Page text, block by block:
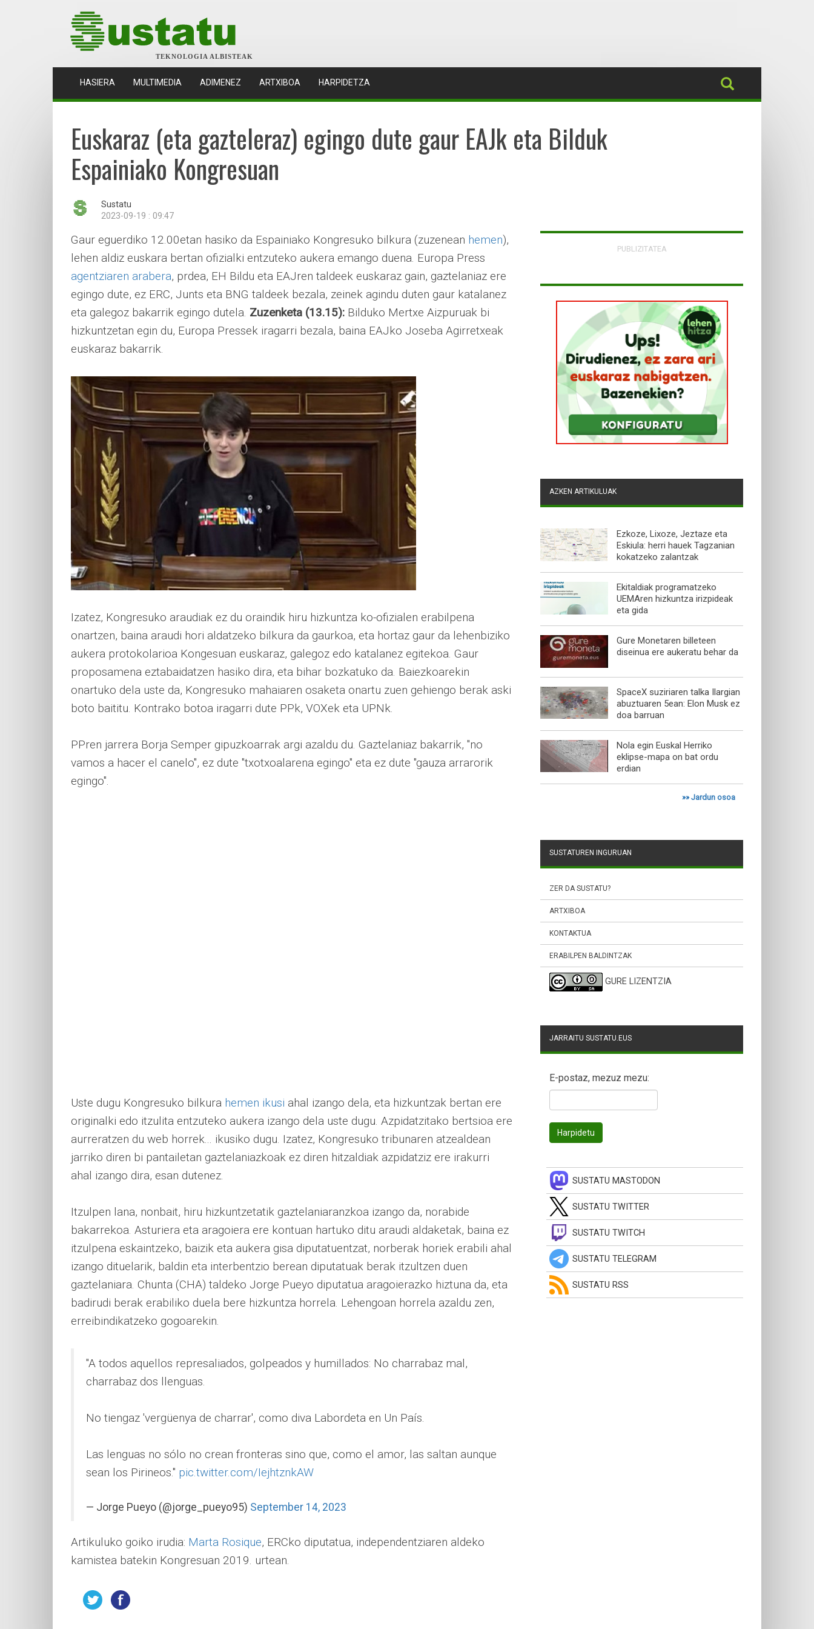
TEKNOLOGIA ALBISTEAK
HASIERA (CURRENT)
MULTIMEDIA ADIMENEZ ARTXIBOA HARPIDETZA
Euskaraz (eta gazteleraz) egingo dute gaur EAJk eta Bilduk
Espainiako Kongresuan
Sustatu
2023-09-19 : 09:47
Gaur eguerdiko 12.00etan hasiko da Espainiako Kongresuko bilkura (zuzenean hemen),
lehen aldiz euskara bertan ofizialki entzuteko aukera emango duena. Europa Press
agentziaren arabera, prdea, EH Bildu eta EAJren taldeek euskaraz gain, gaztelaniaz ere
egingo dute, ez ERC, Junts eta BNG taldeek bezala, zeinek agindu duten gaur katalanez
eta galegoz bakarrik egingo dutela. Zuzenketa (13.15): Bilduko Mertxe Aizpuruak bi
hizkuntzetan egin du, Europa Pressek iragarri bezala, baina EAJko Joseba Agirretxeak
euskaraz bakarrik.
Izatez, Kongresuko araudiak ez du oraindik hiru hizkuntza ko-ofizialen erabilpena
onartzen, baina araudi hori aldatzeko bilkura da gaurkoa, eta hortaz gaur da lehenbiziko
aukera protokolarioa Kongesuan euskaraz, galegoz edo katalanez egitekoa. Gaur
proposamena eztabaidatzen hasiko dira, eta bihar bozkatuko da. Baiezkoarekin
onartuko dela uste da, Kongresuko mahaiaren osaketa onartu zuen gehiengo berak aski
boto baititu. Kontrako botoa iragarri dute PPk, VOXek eta UPNk.
PPren jarrera Borja Semper gipuzkoarrak argi azaldu du. Gaztelaniaz bakarrik, "no
vamos a hacer el canelo", ez dute "txotxoalarena egingo" eta ez dute "gauza arrarorik
egingo".
Uste dugu Kongresuko bilkura hemen ikusi ahal izango dela, eta hizkuntzak bertan ere
originalki edo itzulita entzuteko aukera izango dela uste dugu. Azpidatzitako bertsioa ere
aurreratzen du web horrek... ikusiko dugu. Izatez, Kongresuko tribunaren atzealdean
jarriko diren bi pantailetan gaztelaniazkoak ez diren hitzaldiak azpidatziz ere irakurri
ahal izango dira, esan dutenez.
Itzulpen lana, nonbait, hiru hizkuntzetatik gaztelaniaranzkoa izango da, norabide
bakarrekoa. Asturiera eta aragoiera ere kontuan hartuko ditu araudi aldaketak, baina ez
itzulpena eskaintzeko, baizik eta aukera gisa diputatuentzat, norberak horiek erabili ahal
izango dituelarik, baldin eta interbentzio berean diputatuak berak itzultzen duen
gaztelaniara. Chunta (CHA) taldeko Jorge Pueyo diputatua aragoierazko hiztuna da, eta
badirudi berak erabiliko duela bere hizkuntza horrela. Lehengoan horrela azaldu zen,
erreibindikatzeko gogoarekin.
"A todos aquellos represaliados, golpeados y humillados: No charrabaz mal,
charrabaz dos llenguas.
No tiengaz 'vergüenya de charrar', como diva Labordeta en Un País.
Las lenguas no sólo no crean fronteras sino que, como el amor, las saltan aunque
sean los Pirineos." pic.twitter.com/IejhtznkAW
— Jorge Pueyo (@jorge_pueyo95) September 14, 2023
Artikuluko goiko irudia: Marta Rosique, ERCko diputatua, independentziaren aldeko
kamistea batekin Kongresuan 2019. urtean.
PUBLIZITATEA
AZKEN ARTIKULUAK
Ezkoze, Lixoze, Jeztaze eta
Eskiula: herri hauek Tagzanian
kokatzeko zalantzak
Ekitaldiak programatzeko
UEMAren hizkuntza irizpideak
eta gida
Gure Monetaren billeteen
diseinua ere aukeratu behar da
SpaceX suziriaren talka Ilargian
abuztuaren 5ean: Elon Musk ez
doa barruan
Nola egin Euskal Herriko
eklipse-mapa on bat ordu
erdian
»»Jardun osoa
SUSTATUREN INGURUAN
ZER DA SUSTATU?
ARTXIBOA
KONTAKTUA
ERABILPEN BALDINTZAK
GURE LIZENTZIA
JARRAITU SUSTATU.EUS
E-postaz, mezuz mezu:
SUSTATU MASTODON
SUSTATU TWITTER
SUSTATU TWITCH
SUSTATU TELEGRAM
SUSTATU RSS